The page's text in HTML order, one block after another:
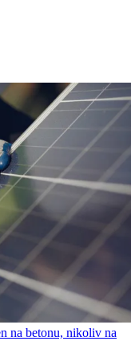
na betonu, nikoliv na